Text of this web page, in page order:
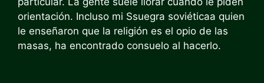
orientación. Incluso mi Ssuegra soviéticaa quien
le enseñaron que la religión es el opio de las
masas, ha encontrado consuelo al hacerlo.